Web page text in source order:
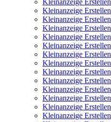
Kleinanzeige Erstellen
Kleinanzeige Erstellen
Kleinanzeige Erstellen
Kleinanzeige Erstellen
Kleinanzeige Erstellen
Kleinanzeige Erstellen
Kleinanzeige Erstellen
Kleinanzeige Erstellen
Kleinanzeige Erstellen
Kleinanzeige Erstellen
Kleinanzeige Erstellen
Kleinanzeige Erstellen
Kleinanzeige Erstellen